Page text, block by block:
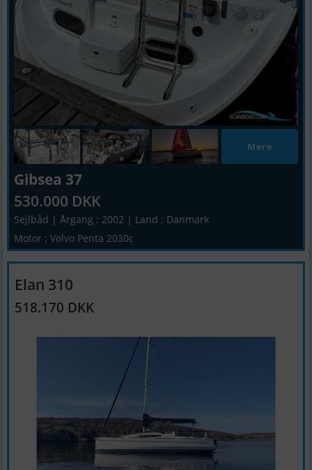
Mere
Gibsea 37
530.000 DKK
Sejlbåd | Årgang : 2002 | Land : Danmark
Motor : Volvo Penta 2030c
Elan 310
518.170 DKK